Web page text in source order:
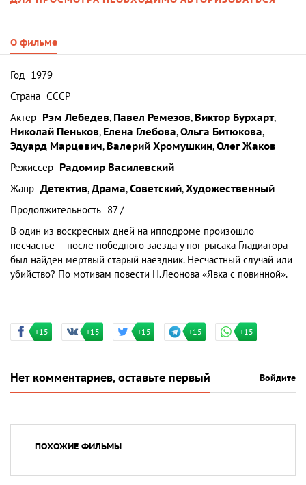
О фильме
Год 1979
Страна СССР
Актер Рэм Лебедев, Павел Ремезов, Виктор Бурхарт,
Николай Пеньков, Елена Глебова,Ольга Битюкова,
Эдуард Марцевич, Валерий Хромушкин,Олег Жаков
Режиссер Радомир Василевский
Жанр Детектив,Драма,Советский,Художественный
Продолжительность 87 /
В один из воскресных дней на ипподроме произошло
несчастье — после победного заезда у ног рысака Гладиатора
был найден мертвый старый наездник. Несчастный случай или
убийство? По мотивам повести Н.Леонова «Явка с повинной».
+15 +15 +15 +15 +15
Нет комментариев, оставьте первый Войдите
ПОХОЖИЕ ФИЛЬМЫ